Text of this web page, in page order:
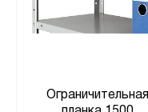
Ограничительная